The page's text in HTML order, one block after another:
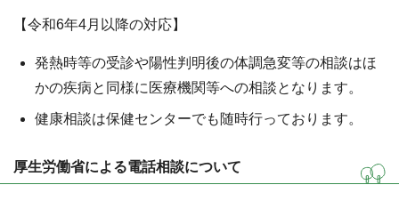
【令和6年4月以降の対応】
発熱時等の受診や陽性判明後の体調急変等の相談はほ
かの疾病と同様に医療機関等への相談となります。
健康相談は保健センターでも随時行っております。
厚生労働省による電話相談について